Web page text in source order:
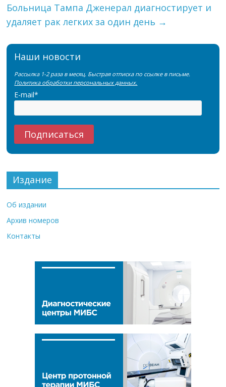
Больница Тампа Дженерал диагностирует и
удаляет рак легких за один день →
Наши новости
Рассылка 1-2 раза в месяц. Быстрая отписка по ссылке в письме.
Политика обработки персональных данных.
E-mail*
Издание
Об издании
Архив номеров
Контакты